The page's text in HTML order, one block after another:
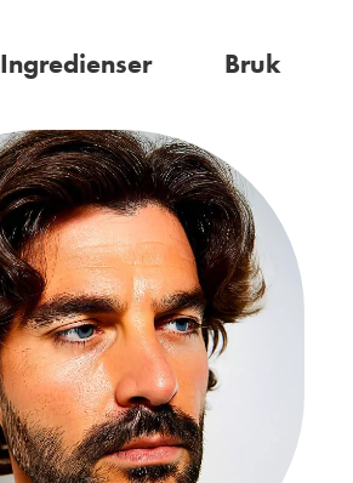
Ingredienser Bruk